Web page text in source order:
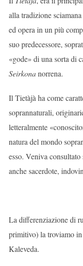
alla tradizione
ed opera in un più
suo predecessore,
«gode» di una sorta di
Seirkonanorrena.
Il Tietàjà ha come
soprannaturali,
letteralmente
natura del mondo
esso. Veniva
anche sacerdote,
La differenziazione di
primitivo) la troviamo
Kaleveda.